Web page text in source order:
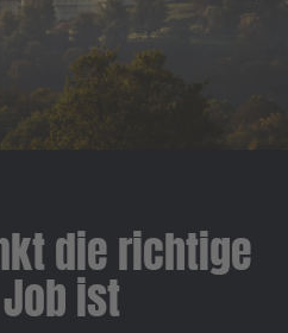
die richtige
ist